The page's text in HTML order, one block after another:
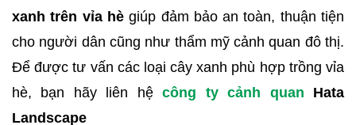
xanh trên vỉa hègiúp đảm bảo an toàn, thuận tiện
cho người dân cũng như thẩm mỹ cảnh quan đô thị.
Để được tư vấn các loại cây xanh phù hợp trồng vỉa
hè, bạn hãy liên hệcông ty cảnh quan Hata
Landscape